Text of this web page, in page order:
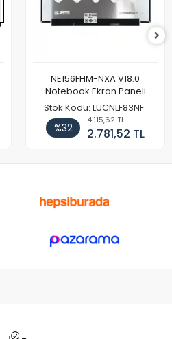
NE156FHM-NXA V18.0
Notebook Ekran Paneli
144Hz
Stok Kodu: LUCNLF83NF
%32
4.115,62 TL
2.781,52 TL